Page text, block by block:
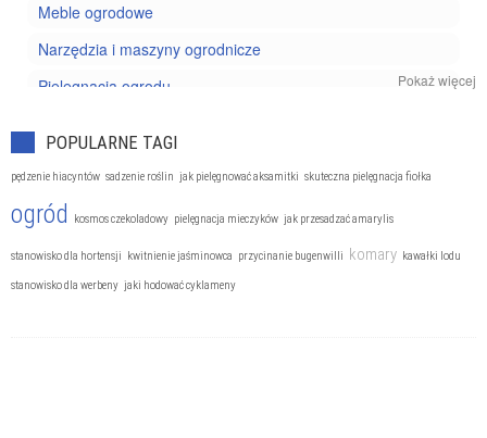
Meble ogrodowe
Narzędzia i maszyny ogrodnicze
Pielęgnacja ogrodu
Pokaż więcej
POPULARNE TAGI
pędzenie hiacyntów sadzenie roślin jak pielęgnować aksamitki skuteczna pielęgnacja fiołka
ogród kosmos czekoladowy pielęgnacja mieczyków jak przesadzać amarylis
stanowisko dla hortensji kwitnienie jaśminowca przycinanie bugenwilli komary kawałki lodu
stanowisko dla werbeny jaki hodować cyklameny